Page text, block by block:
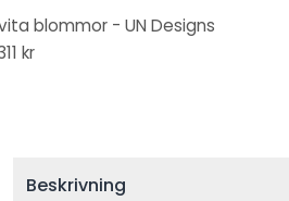
blommor - UN Designs
kr
Beskrivning